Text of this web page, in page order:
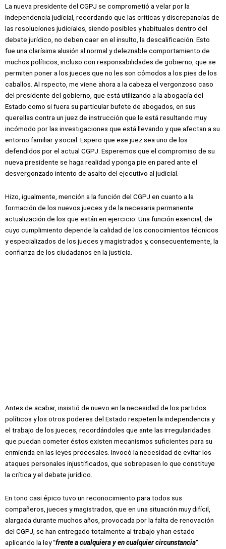
La nueva presidente del CGPJ se comprometió a velar por la
independencia judicial, recordando que las críticas y discrepancias de
las resoluciones judiciales, siendo posibles y habituales dentro del
debate jurídico, no deben caer en el insulto, la descalificación. Esto
fue una clarísima alusión al normal y deleznable comportamiento de
muchos políticos, incluso con responsabilidades de gobierno, que se
permiten poner a los jueces que no les son cómodos a los pies de los
caballos. Al rspecto, me viene ahora a la cabeza el vergonzoso caso
del presidente del gobierno, que está utilizando a la abogacía del
Estado como si fuera su particular bufete de abogados, en sus
querellas contra un juez de instrucción que le está resultando muy
incómodo por las investigaciones que está llevando y que afectan a su
entorno familiar y social. Espero que ese juez sea uno de los
defendidos por el actual CGPJ. Esperemos que el compromiso de su
nueva presidente se haga realidad y ponga pie en pared ante el
desvergonzado intento de asalto del ejecutivo al judicial.
Hizo, igualmente, mención a la función del CGPJ en cuanto a la
formación de los nuevos jueces y de la necesaria permanente
actualización de los que están en ejercicio. Una función esencial, de
cuyo cumplimiento depende la calidad de los conocimientos técnicos
y especializados de los jueces y magistrados y, consecuentemente, la
confianza de los ciudadanos en la justicia.
Antes de acabar, insistió de nuevo en la necesidad de los partidos
políticos y los otros poderes del Estado respeten la independencia y
el trabajo de los jueces, recordándoles que ante las irregularidades
que puedan cometer éstos existen mecanismos suficientes para su
enmienda en las leyes procesales. Invocó la necesidad de evitar los
ataques personales injustificados, que sobrepasen lo que constituye
la crítica y el debate jurídico.
En tono casi épico tuvo un reconocimiento para todos sus
compañeros, jueces y magistrados, que en una situación muy difícil,
alargada durante muchos años, provocada por la falta de renovación
del CGPJ, se han entregado totalmente al trabajo y han estado
aplicando la ley “frente a cualquiera y en cualquier circunstancia”.